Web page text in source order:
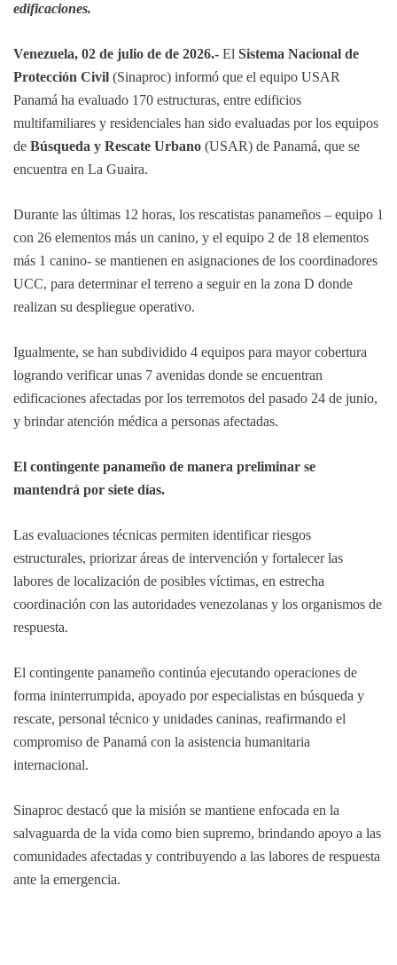
edificaciones.
Venezuela, 02 de julio de de 2026.- El Sistema Nacional de
Protección Civil (Sinaproc) informó que el equipo USAR
Panamá ha evaluado 170 estructuras, entre edificios
multifamiliares y residenciales han sido evaluadas por los equipos
de Búsqueda y Rescate Urbano (USAR) de Panamá, que se
encuentra en La Guaira.
Durante las últimas 12 horas, los rescatistas panameños – equipo 1
con 26 elementos más un canino, y el equipo 2 de 18 elementos
más 1 canino- se mantienen en asignaciones de los coordinadores
UCC, para determinar el terreno a seguir en la zona D donde
realizan su despliegue operativo.
Igualmente, se han subdividido 4 equipos para mayor cobertura
logrando verificar unas 7 avenidas donde se encuentran
edificaciones afectadas por los terremotos del pasado 24 de junio,
y brindar atención médica a personas afectadas.
El contingente panameño de manera preliminar se
mantendrá por siete días.
Las evaluaciones técnicas permiten identificar riesgos
estructurales, priorizar áreas de intervención y fortalecer las
labores de localización de posibles víctimas, en estrecha
coordinación con las autoridades venezolanas y los organismos de
respuesta.
El contingente panameño continúa ejecutando operaciones de
forma ininterrumpida, apoyado por especialistas en búsqueda y
rescate, personal técnico y unidades caninas, reafirmando el
compromiso de Panamá con la asistencia humanitaria
internacional.
Sinaproc destacó que la misión se mantiene enfocada en la
salvaguarda de la vida como bien supremo, brindando apoyo a las
comunidades afectadas y contribuyendo a las labores de respuesta
ante la emergencia.